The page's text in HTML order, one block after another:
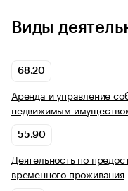
Виды
68.20
Аренда и управление
недвижимым
55.90
Деятельность по
временного проживания